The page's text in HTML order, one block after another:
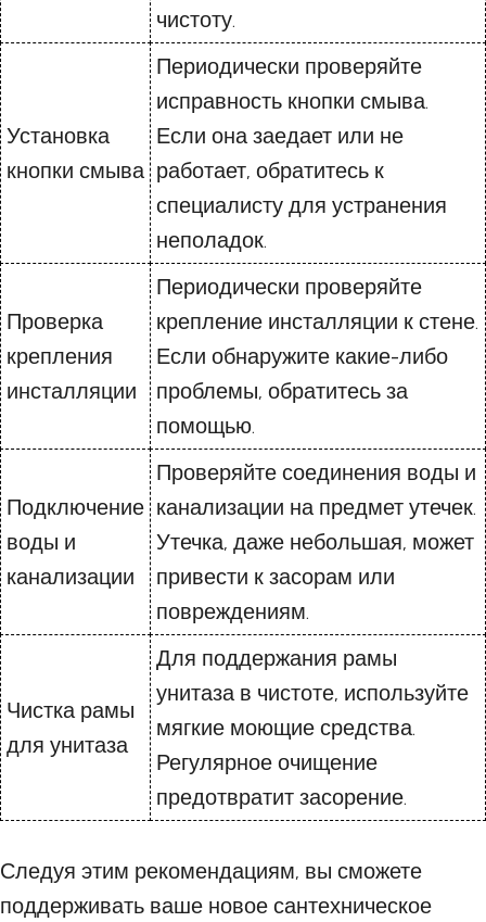
чистоту.
Установка
кнопки смыва
Периодически проверяйте
исправность кнопки смыва.
Если она заедает или не
работает, обратитесь к
специалисту для устранения
неполадок.
Проверка
крепления
инсталляции
Периодически проверяйте
крепление инсталляции к стене.
Если обнаружите какие-либо
проблемы, обратитесь за
помощью.
Подключение
воды и
канализации
Проверяйте соединения воды и
канализации на предмет утечек.
Утечка, даже небольшая, может
привести к засорам или
повреждениям.
Чистка рамы
для унитаза
Для поддержания рамы
унитаза в чистоте, используйте
мягкие моющие средства.
Регулярное очищение
предотвратит засорение.
Следуя этим рекомендациям, вы сможете
поддерживать ваше новое сантехническое